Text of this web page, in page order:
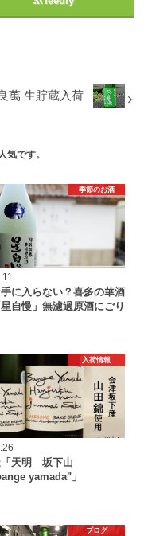
萬 生貯蔵入荷
気です。
季節のお酒
に入らない？喜多の華酒
自慢」無濾過原酒にごり
入荷情報
「天明 坂下山
yamada"」
ブログ